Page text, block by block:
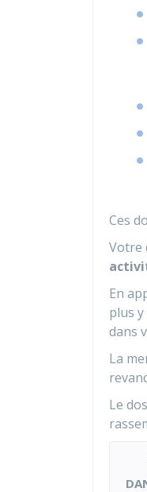
Ces
Votre
En
plus
dans
La
Le